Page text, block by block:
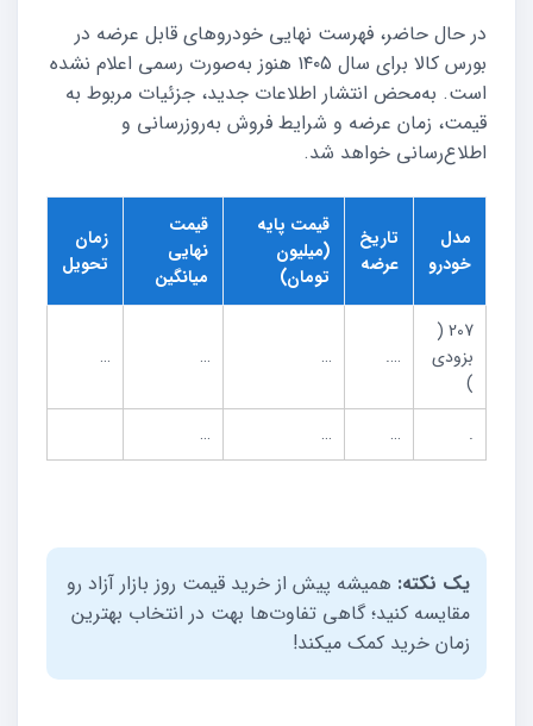
در حال حاضر، فهرست نهایی خودروهای قابل عرضه در
بورس کالا برای سال ۱۴۰۵ هنوز به‌صورت رسمی اعلام نشده
است. به‌محض انتشار اطلاعات جدید، جزئیات مربوط به
قیمت، زمان عرضه و شرایط فروش به‌روزرسانی و
اطلاع‌رسانی خواهد شد.
مدل
خودرو
تاریخ
عرضه
قیمت پایه
(میلیون
تومان)
قیمت
نهایی
میانگین
زمان
تحویل
207 (
بزودی
)
….
…
…
…
.
…
…
…
یک نکته: همیشه پیش از خرید قیمت روز بازار آزاد رو
مقایسه کنید؛ گاهی تفاوت‌ها بهت در انتخاب بهترین
زمان خرید کمک میکند!